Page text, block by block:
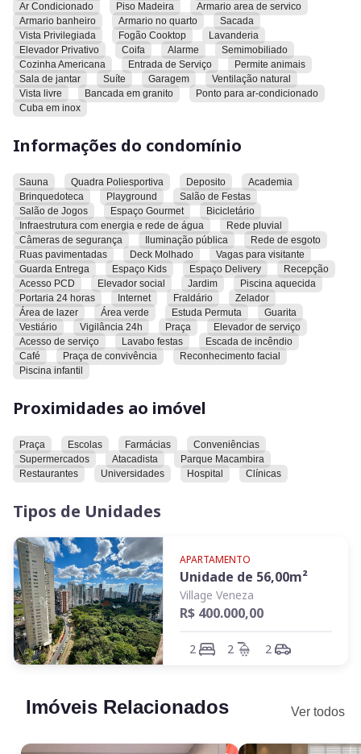
56 m² muito bem distribuídos
2 quartos, sendo 1 suíte
19º andar (andar alto)
Posição nascente — mais ventilação e conforto térmico
Vista livre para o parque
2 vagas de garagem
Espelhos instalados
Fogão cooktop
Sugar (depurador de ar)
Fechadura eletrônica
Tela de proteção nas janelas e sacada
Sacada com cortina de vidro
Persianas na sacada e cozinha
Valor de venda: R$ 400.000,00
Condomínio: R$ 550,00
Imóvel pronto para morar, ideal para quem busca qualidade
também para investimento, com ótima liquidez e valorização.
Kelly Corretora | CRECI 47.490
📲 (62) 99867-2840
Ar Condicionado
Piso Madeira
Armario area de servico
Armario banheiro
Armario no quarto
Sacada
Vista Privilegiada
Fogão Cooktop
Lavanderia
Elevador Privativo
Coifa Alarme
Semimobiliado
Cozinha Americana
Entrada de Serviço
Permite animais
Sala de jantar
Suíte Garagem
Ventilação natural
Vista livre
Bancada em granito
Ponto para ar-condicionado
Cuba em inox
Informações do condomínio
Sauna Quadra Poliesportiva Deposito
Academia
Brinquedoteca
Playground
Salão de Festas
Salão de Jogos
Espaço Gourmet
Bicicletário
Infraestrutura com energia e rede de água
Rede pluvial
Câmeras de segurança
Iluminação pública
Rede de esgoto
Ruas pavimentadas
Deck Molhado
Vagas para visitante
Guarda Entrega
Espaço Kids Espaço Delivery
Recepção
Acesso PCD
Elevador social Jardim
Piscina aquecida
Portaria 24 horas
Internet Fraldário
Zelador
Área de lazer
Área verde Estuda Permuta
Guarita
Vestiário
Vigilância 24h Praça
Elevador de serviço
Acesso de serviço
Lavabo festas
Escada de incêndio
Café
Praça de convivência
Reconhecimento facial
Piscina infantil
Proximidades ao imóvel
Praça Escolas Farmácias
Conveniências
Supermercados
Atacadista
Parque Macambira
Restaurantes
Universidades Hospital Clínicas
Tipos de Unidades
APARTAMENTO
Unidade de 56,00m²
Village Veneza
R$ 400.000,00
2 2 2
Imóveis Relacionados Ver todos